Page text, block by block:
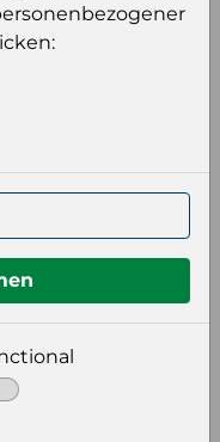
Format für
Bild aus